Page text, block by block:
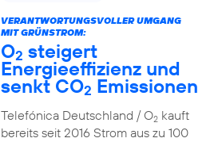
VERANTWORTUNGSVOLLER UMGANG
MIT GRÜNSTROM:
O2 steigert
Energieeffizienz und
senkt CO2 Emissionen
Telefónica Deutschland / O2kauft
bereits seit 2016 Strom aus zu 100